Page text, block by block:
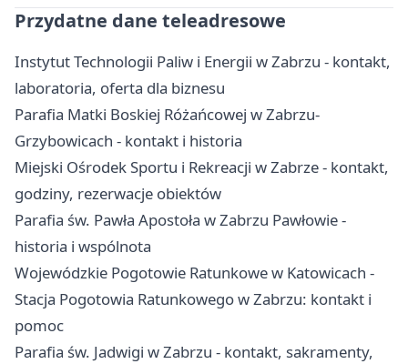
Przydatne dane teleadresowe
Instytut Technologii Paliw i Energii w Zabrzu - kontakt,
laboratoria, oferta dla biznesu
Parafia Matki Boskiej Różańcowej w Zabrzu-
Grzybowicach - kontakt i historia
Miejski Ośrodek Sportu i Rekreacji w Zabrze - kontakt,
godziny, rezerwacje obiektów
Parafia św. Pawła Apostoła w Zabrzu Pawłowie -
historia i wspólnota
Wojewódzkie Pogotowie Ratunkowe w Katowicach -
Stacja Pogotowia Ratunkowego w Zabrzu: kontakt i
pomoc
Parafia św. Jadwigi w Zabrzu - kontakt, sakramenty,